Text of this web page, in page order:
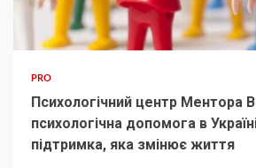
PRO
Психологічний центр Ментора
психологічна допомога в
підтримка, яка змінює життя